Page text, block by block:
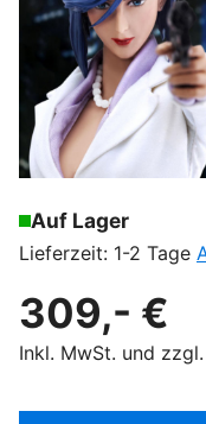
Auf Lager
Lieferzeit: 1-2 Tage
309,- €
Inkl. MwSt. und zzgl.